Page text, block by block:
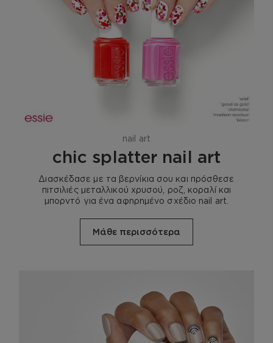
nail art
chic splatter nail art
Διασκέδασε με τα βερνίκια σου και πρόσθεσε
πιτσιλιές μεταλλικού χρυσού, ροζ, κοραλί και
μπορντό για ένα αφηρημένο σχέδιο nail art.
Μάθε περισσότερα